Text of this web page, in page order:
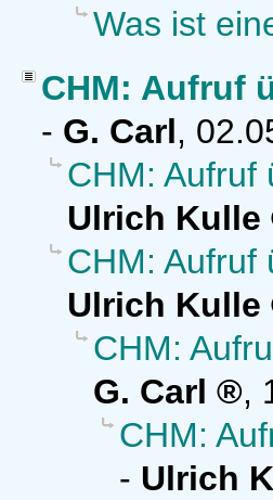
Was ist
CHM: Aufruf
- G. Carl,
CHM: Aufruf
Ulrich Kulle
CHM: Aufruf
Ulrich Kulle
CHM:
G. Carl
,
CHM:
- Ulrich